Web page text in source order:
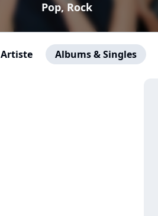
Pop, Rock
Artiste Albums & Singles